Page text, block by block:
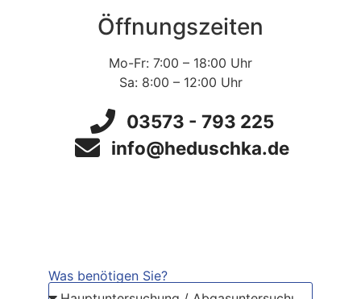
Öffnungszeiten
Mo-Fr: 7:00 – 18:00 Uhr
Sa: 8:00 – 12:00 Uhr
03573 - 793 225
info@heduschka.de
Was benötigen Sie?